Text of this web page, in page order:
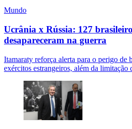
Mundo
Ucrânia x Rússia: 127
desapareceram na guerra
Itamaraty reforça alerta para o perigo de
exércitos estrangeiros, além da limitação